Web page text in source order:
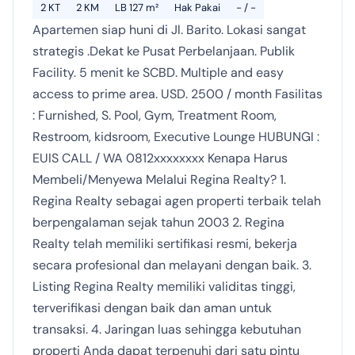
2 KT 2 KM LB 127 m² Hak Pakai - / -
Apartemen siap huni di Jl. Barito. Lokasi sangat
strategis .Dekat ke Pusat Perbelanjaan. Publik
Facility. 5 menit ke SCBD. Multiple and easy
access to prime area. USD. 2500 / month Fasilitas
: Furnished, S. Pool, Gym, Treatment Room,
Restroom, kidsroom, Executive Lounge HUBUNGI :
EUIS CALL / WA 0812xxxxxxxx Kenapa Harus
Membeli/Menyewa Melalui Regina Realty? 1.
Regina Realty sebagai agen properti terbaik telah
berpengalaman sejak tahun 2003 2. Regina
Realty telah memiliki sertifikasi resmi, bekerja
secara profesional dan melayani dengan baik. 3.
Listing Regina Realty memiliki validitas tinggi,
terverifikasi dengan baik dan aman untuk
transaksi. 4. Jaringan luas sehingga kebutuhan
properti Anda dapat terpenuhi dari satu pintu